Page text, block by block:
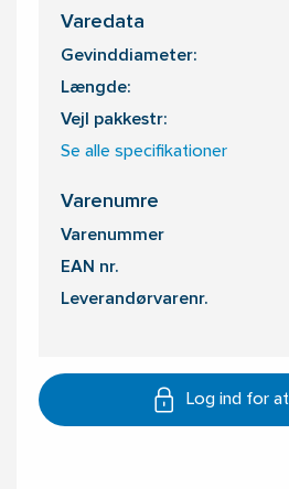
Varedata
Gevinddiameter:
Længde:
Vejl pakkestr:
Se alle specifikationer
Varenumre
Varenummer
EAN nr.
Leverandørvarenr.
Log ind for